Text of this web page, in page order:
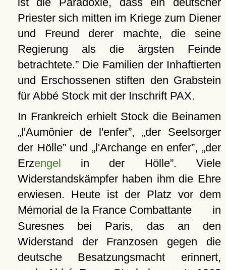
Priester sich mitten im Kriege zum Diener
und Freund derer machte, die seine
Regierung als die ärgsten Feinde
betrachtete. Die Familien der Inhaftierten
und Erschossenen stiften den Grabstein
für Abbé Stock mit der Inschrift PAX.
In Frankreich erhielt Stock die Beinamen
l'Aumônier de l'enfer ,
der Seelsorger
der Hölle und l'Archange en enfer , der
Erzengel in der Hölle . Viele
Widerstandskämpfer haben ihm die Ehre
erwiesen. Heute ist der Platz vor dem
Mémorial de la France Combattantein
Suresnes bei Paris, das an den
Widerstand der Franzosen gegen die
deutsche Besatzungsmacht erinnert,